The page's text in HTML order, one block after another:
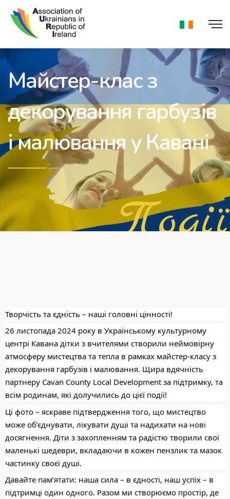
Майстер-клас з
декорування гарбузів
і малювання у Кавані
Події
Творчість та єдність – наші головні цінності!
26 листопада 2024 року в Українському культурному
центрі Кавана дітки з вчителями створили неймовірну
атмосферу мистецтва та тепла в рамках майстер-класу з
декорування гарбузів і малювання. Щира вдячність
партнеру Cavan County Local Development за підтримку, та
всім родинам, які долучились до цієї події!
Ці фото – яскраве підтвердження того, що мистецтво
може об’єднувати, лікувати душі та надихати на нові
досягнення. Діти з захопленням та радістю творили свої
маленькі шедеври, вкладаючи в кожен пензлик та мазок
частинку своєї душі.
Давайте пам’ятати: наша сила – в єдності, наш успіх – в
підтримці один одного. Разом ми створюємо простір, де